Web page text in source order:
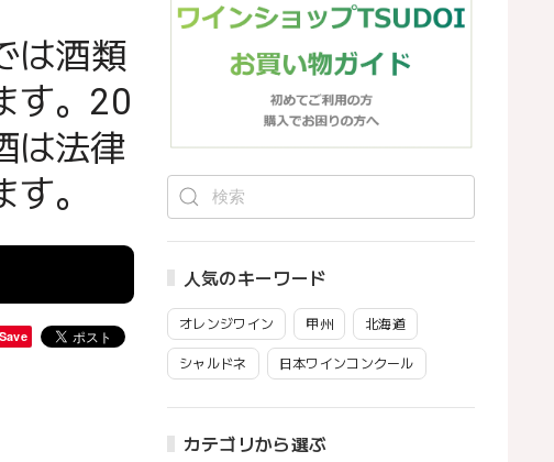
人気のキーワード
オレンジワイン 甲州 北海道
シャルドネ 日本ワインコンクール
カテゴリから選ぶ
は酒類
す。20
は法律
。
Save